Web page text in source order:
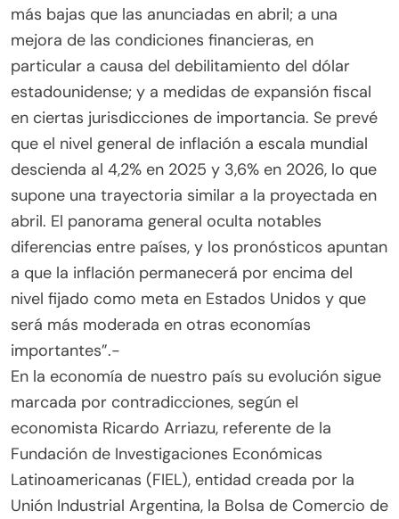
más bajas que las anunciadas en abril; a una
mejora de las condiciones financieras, en
particular a causa del debilitamiento del dólar
estadounidense; y a medidas de expansión fiscal
en ciertas jurisdicciones de importancia. Se prevé
que el nivel general de inflación a escala mundial
descienda al 4,2% en 2025 y 3,6% en 2026, lo que
supone una trayectoria similar a la proyectada en
abril. El panorama general oculta notables
diferencias entre países, y los pronósticos apuntan
a que la inflación permanecerá por encima del
nivel fijado como meta en Estados Unidos y que
será más moderada en otras economías
importantes”.-
En la economía de nuestro país su evolución sigue
marcada por contradicciones, según el
economista Ricardo Arriazu, referente de la
Fundación de Investigaciones Económicas
Latinoamericanas (FIEL), entidad creada por la
Unión Industrial Argentina, la Bolsa de Comercio de